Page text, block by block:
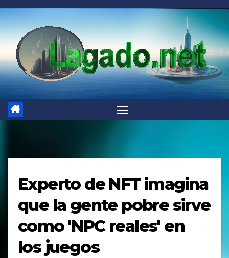
Saltar
al
contenido
Experto de NFT imagina
que la gente pobre sirve
como 'NPC reales' en
los juegos